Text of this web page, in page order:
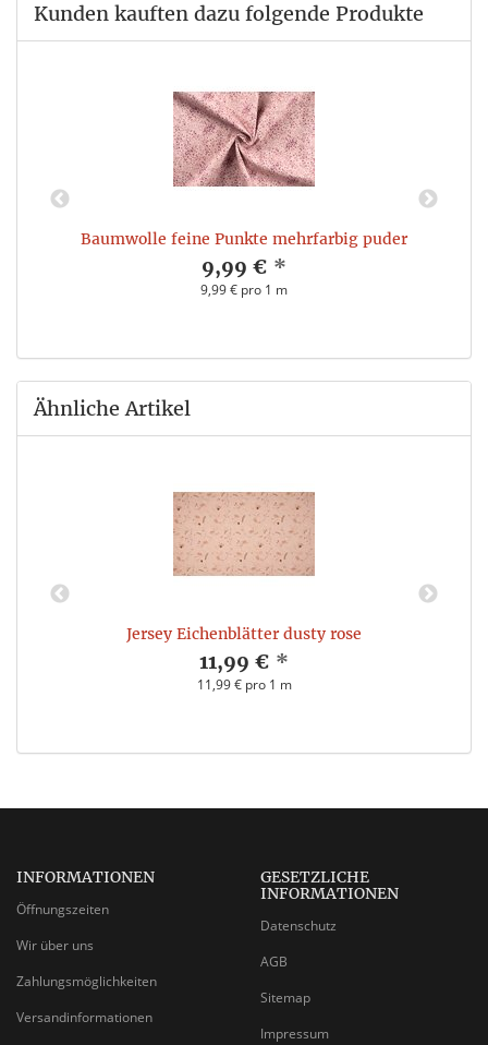
Kunden kauften dazu folgende Produkte
Baumwolle feine Punkte mehrfarbig puder
9,99 € *
9,99 € pro 1 m
Ähnliche Artikel
Jersey Eichenblätter dusty rose
11,99 € *
11,99 € pro 1 m
INFORMATIONEN
Öffnungszeiten
Wir über uns
Zahlungsmöglichkeiten
Versandinformationen
GESETZLICHE
INFORMATIONEN
Datenschutz
AGB
Sitemap
Impressum